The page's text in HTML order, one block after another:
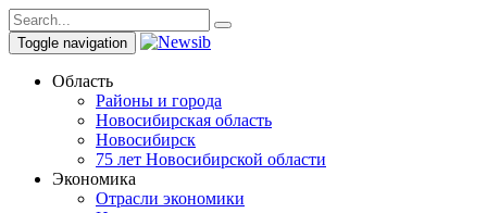
Toggle navigation
Область
Районы и города
Новосибирская область
Новосибирск
75 лет Новосибирской области
Экономика
Отрасли экономики